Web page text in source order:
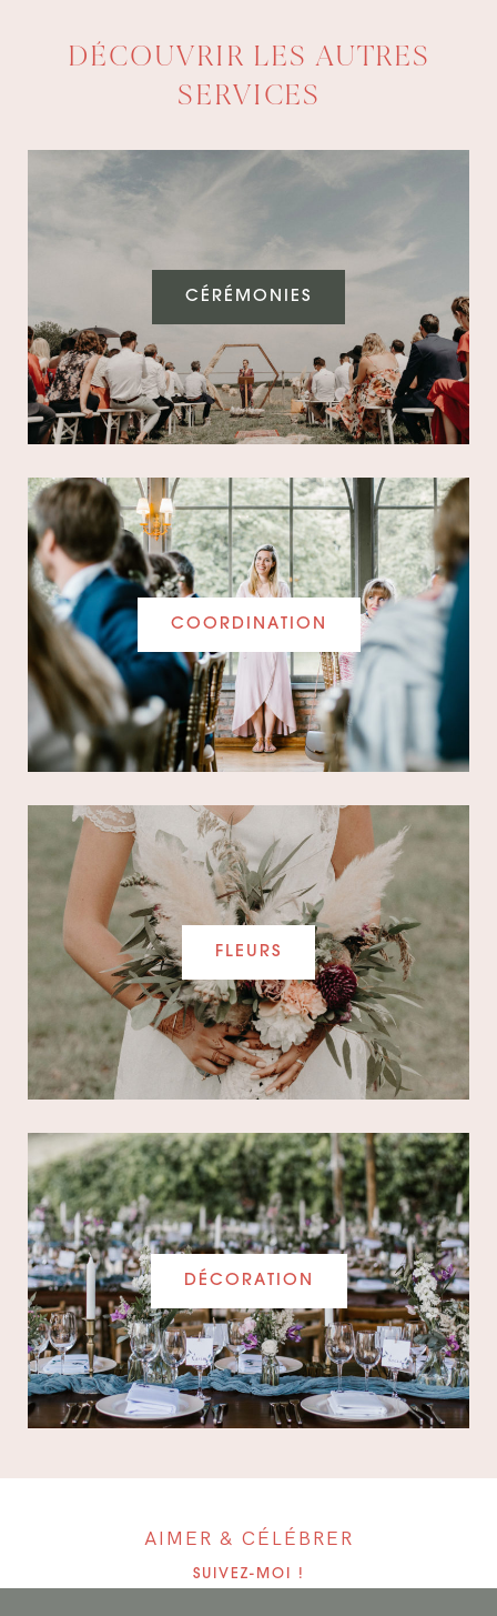
DÉCOUVRIR LES AUTRES
SERVICES
CÉRÉMONIES
COORDINATION
FLEURS
DÉCORATION
AIMER & CÉLÉBRER
SUIVEZ-MOI !